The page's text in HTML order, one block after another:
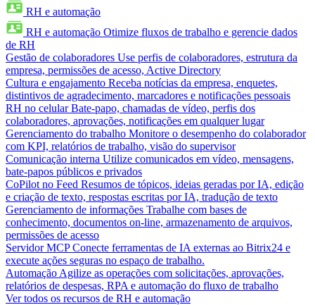
RH e automação
RH e automação Otimize fluxos de trabalho e gerencie dados
de RH
Gestão de colaboradores Use perfis de colaboradores, estrutura da
empresa, permissões de acesso, Active Directory
Cultura e engajamento Receba notícias da empresa, enquetes,
distintivos de agradecimento, marcadores e notificações pessoais
RH no celular Bate-papo, chamadas de vídeo, perfis dos
colaboradores, aprovações, notificações em qualquer lugar
Gerenciamento do trabalho Monitore o desempenho do colaborador
com KPI, relatórios de trabalho, visão do supervisor
Comunicação interna Utilize comunicados em vídeo, mensagens,
bate-papos públicos e privados
CoPilot no Feed Resumos de tópicos, ideias geradas por IA, edição
e criação de texto, respostas escritas por IA, tradução de texto
Gerenciamento de informações Trabalhe com bases de
conhecimento, documentos on-line, armazenamento de arquivos,
permissões de acesso
Servidor MCP Conecte ferramentas de IA externas ao Bitrix24 e
execute ações seguras no espaço de trabalho.
Automação Agilize as operações com solicitações, aprovações,
relatórios de despesas, RPA e automação do fluxo de trabalho
Ver todos os recursos de RH e automação